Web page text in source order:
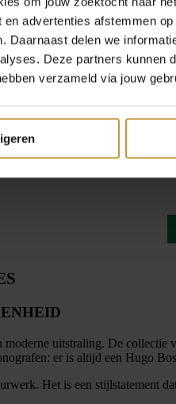
en advertenties afstemmen
Daarnaast delen we
Deze partners kunnen
verzameld via jouw
HB1502788 ROZE
GOLDPLATED
BICOLOR
moderne uitstraling. De collectie
er is altijd een Hugo
Het is een stijlstatement